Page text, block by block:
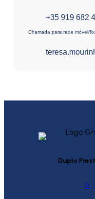
+35 919 682
Chamada para rede móvel/
Duplo